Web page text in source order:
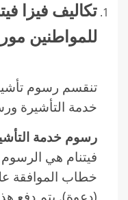
تكاليف فيزا
للمواطنين
تنقسم رسوم
خدمة التأشيرة
رسوم خدمة
فيتنام هي
خطاب الموافقة
(دعوة). يتم دفع